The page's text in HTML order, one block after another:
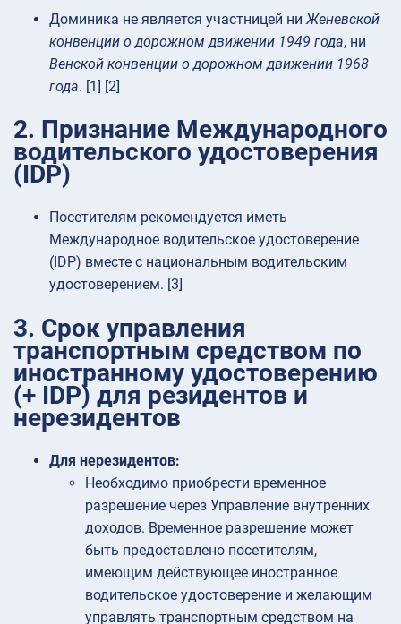
Доминика не является участницей ниЖеневской
конвенции о дорожном движении 1949 года, ни
Венской конвенции о дорожном движении 1968
года. [1] [2]
2. Признание Международного
водительского удостоверения
(IDP)
Посетителям рекомендуется иметь
Международное водительское удостоверение
(IDP) вместе с национальным водительским
удостоверением. [3]
3. Срок управления
транспортным средством по
иностранному удостоверению
(+ IDP) для резидентов и
нерезидентов
Для нерезидентов:
Необходимо приобрести временное
разрешение через Управление внутренних
доходов. Временное разрешение может
быть предоставлено посетителям,
имеющим действующее иностранное
водительское удостоверение и желающим
управлять транспортным средством на